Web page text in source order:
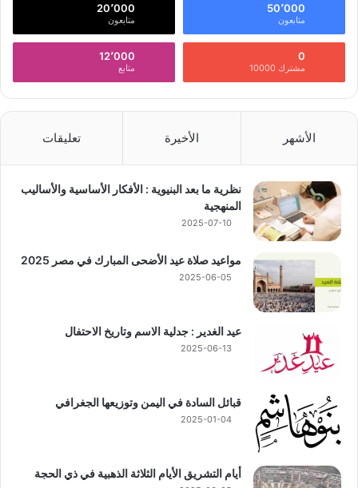
50٬000
متابعون
20٬000
متابعون
0
مشترك 10000
12٬000
متابع
الأشهر الأخيرة تعليقات
نظرية ما بعد البنيوية : الأفكار الأساسية والأساليب
المنهجية
2025-07-10
مواعيد صلاة عيد الأضحى المبارك في مصر 2025
2025-06-05
عيد الغدير : جدلية الاسم وتاريخ الاحتفال
2025-06-13
قبائل السادة في اليمن وتوزيعها الجغرافي
2025-01-04
أيام التشريق الأيام الثلاثة الذهبية في ذي الحجة